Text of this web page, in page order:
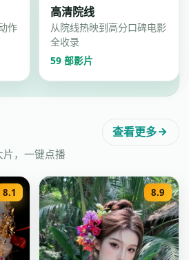
作
高清院线
从院线热映到高分口碑电影
全收录
59 部影片
，一键点播
查看更多
8.1 8.9